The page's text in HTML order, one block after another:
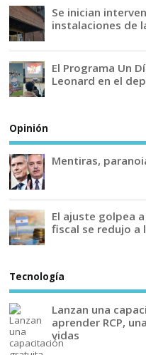
Se inician
instalaciones de
El Programa Un
Leonard en el
Opinión
Mentiras,
El ajuste golpea
fiscal se redujo a
Tecnología
Lanzan una
aprender RCP,
vidas